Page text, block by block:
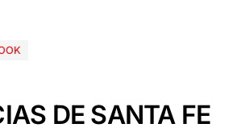
DE SANTA FE